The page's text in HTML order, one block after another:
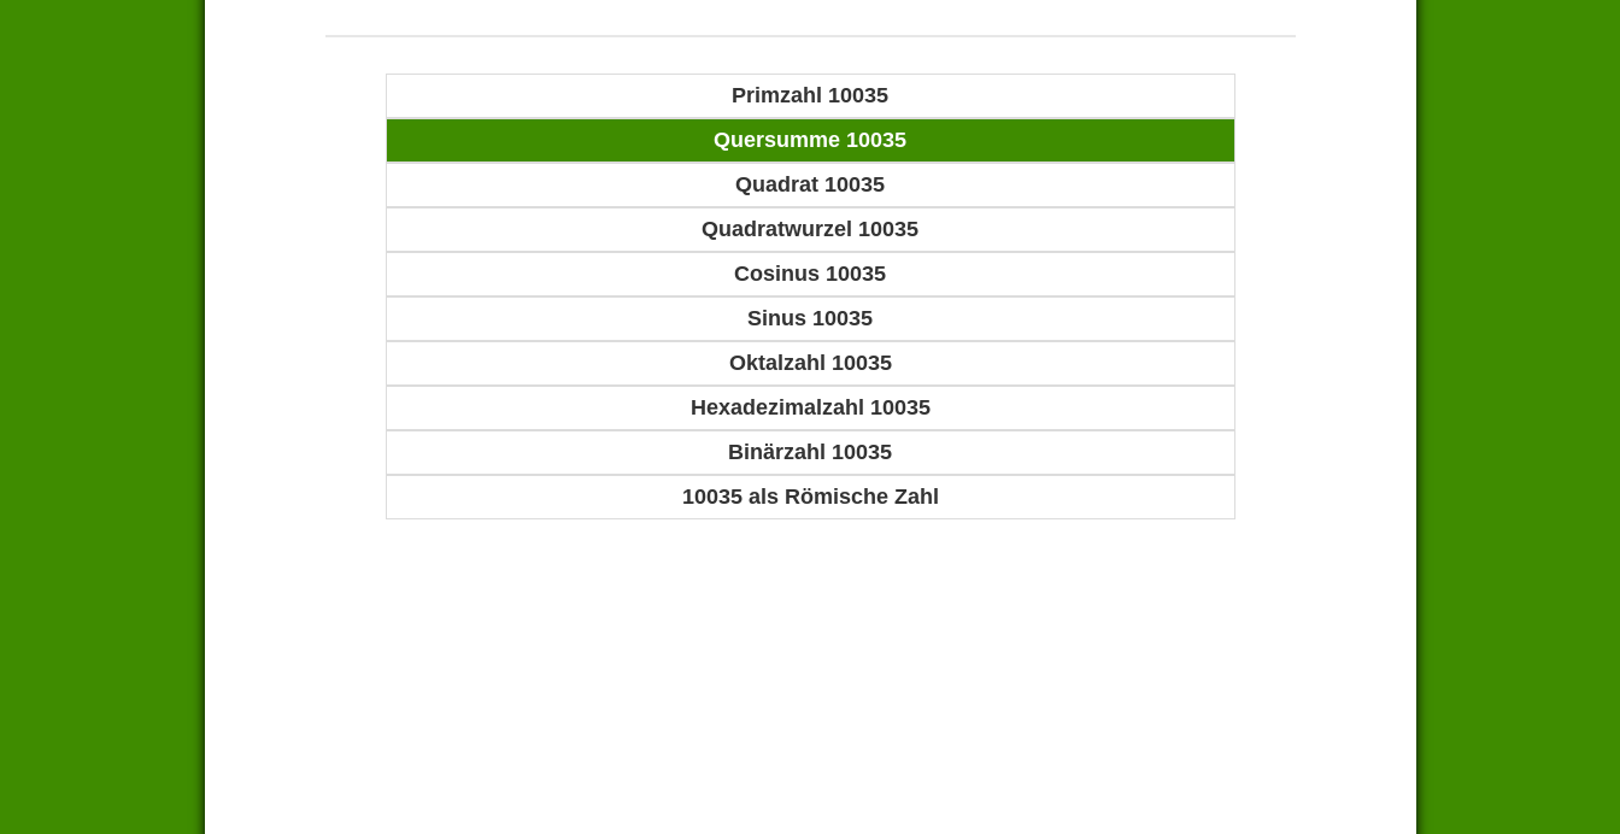
Primzahl 10035
Quersumme 10035
Quadrat 10035
Quadratwurzel 10035
Cosinus 10035
Sinus 10035
Oktalzahl 10035
Hexadezimalzahl 10035
Binärzahl 10035
10035 als Römische Zahl